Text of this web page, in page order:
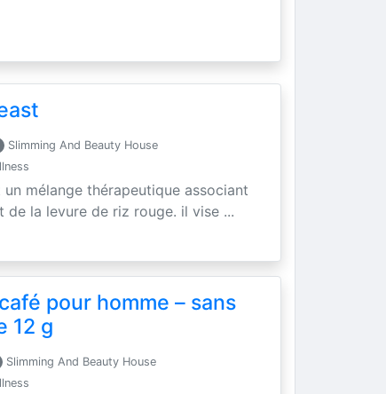
Slimming And Beauty House
mélange thérapeutique associant
de la levure de riz rouge. il vise ...
pour homme – sans
12 g
Slimming And Beauty House